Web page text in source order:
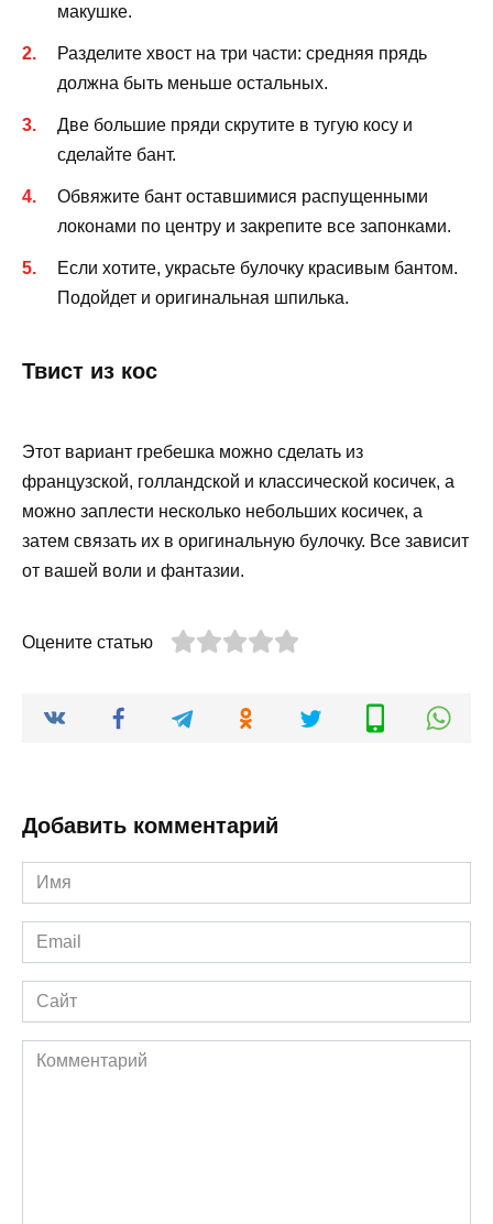
макушке.
Разделите хвост на три части: средняя прядь
должна быть меньше остальных.
Две большие пряди скрутите в тугую косу и
сделайте бант.
Обвяжите бант оставшимися распущенными
локонами по центру и закрепите все запонками.
Если хотите, украсьте булочку красивым бантом.
Подойдет и оригинальная шпилька.
Твист из кос
Этот вариант гребешка можно сделать из
французской, голландской и классической косичек, а
можно заплести несколько небольших косичек, а
затем связать их в оригинальную булочку. Все зависит
от вашей воли и фантазии.
Оцените статью
Добавить комментарий
Имя
*
Email
*
Сайт
Комментарий